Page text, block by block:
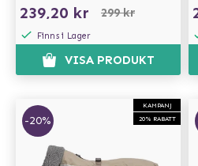
239,20 kr 299 kr
Finns i Lager
VISA PRODUKT
KAMPANJ
20% RABATT
-20%